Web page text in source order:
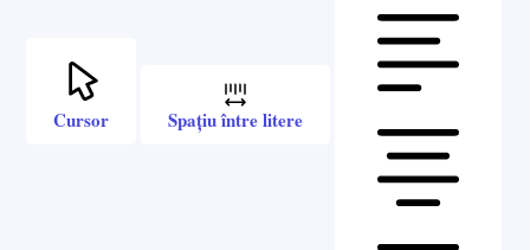
Cursor Spațiu între litere